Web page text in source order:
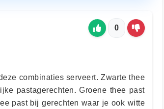
0
combinaties serveert. Zwarte thee
pastagerechten. Groene thee past
past bij gerechten waar je ook witte